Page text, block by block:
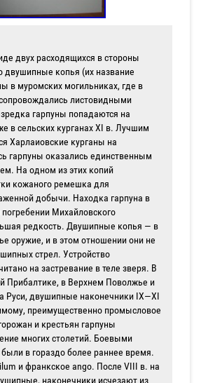
двух расходящихся в стороны
двушипные копья (их название
в муромских могильниках, где в
листовидными
гарпуны попадаются на
в сельских курганах XI в. Лучшим
Харлаиовские курганы на
гарпуны оказались единственным
На одном из этих копий
кожаного ремешка для
добычи. Находка гарпуна в
Михайловского
редкость. Двушипные копья — в
оружие, и в этом отношении они не
стрел. Устройство
на застревание в теле зверя. В
Прибалтике, в Верхнем Поволжье и
Руси, двушипные наконечники IX—XI
преимущественно промысловое
и крестьян гарпуны
многих столетий. Боевыми
в гораздо более раннее время.
и франкское ango. После VIII в. на
наконечники исчезают из